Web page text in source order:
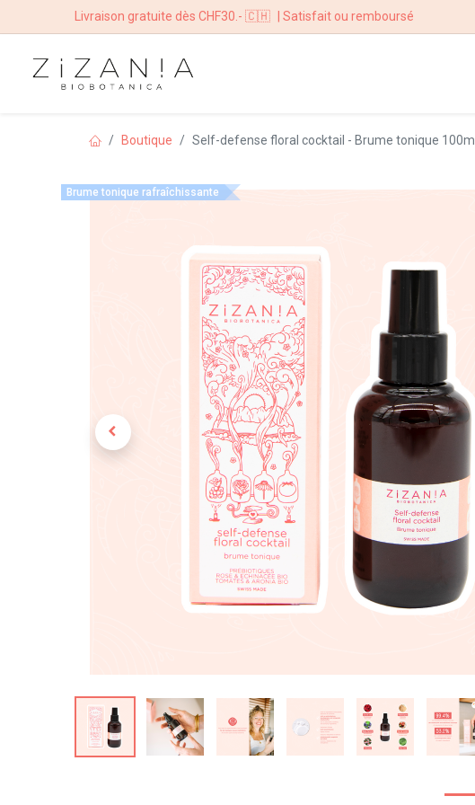
Livraison gratuite dès CHF30.- 🇨🇭 | Satisfait ou remboursé
Boutique Self-defense floral cocktail - Brume tonique 100ml
Brume tonique rafraîchissante